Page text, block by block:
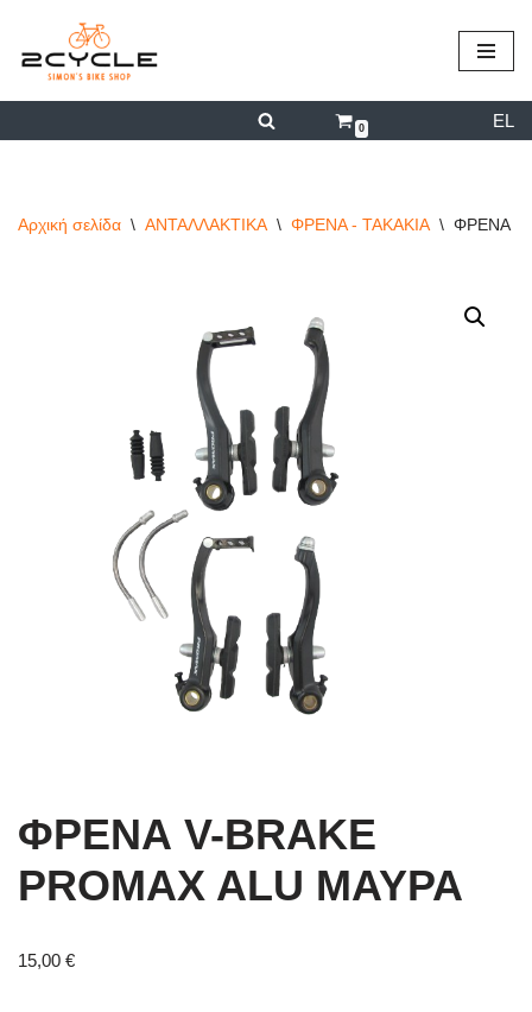
περιεχόμενο
Μεταπηδήστε
0 EL
Αρχική σελίδα \ ΑΝΤΑΛΛΑΚΤΙΚΑ \ ΦΡΕΝΑ - ΤΑΚΑΚΙΑ \ ΦΡΕΝΑ V-
ΦΡΕΝΑ V-BRAKE
PROMAX ALU ΜΑΥΡΑ
15,00 €